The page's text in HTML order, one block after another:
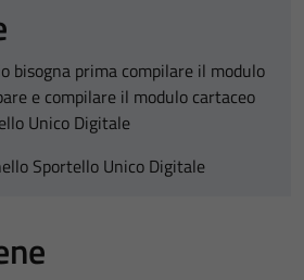
bisogna prima compilare il modulo
e compilare il modulo cartaceo
Unico Digitale
Sportello Unico Digitale